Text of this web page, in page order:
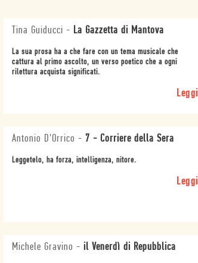
Tina Guiducci - La Gazzetta di Mantova
La sua prosa ha a che fare con un tema musicale che
cattura al primo ascolto, un verso poetico che a ogni
rilettura acquista significati.
Leggi
Antonio D'Orrico - 7 - Corriere della Sera
Leggetelo, ha forza, intelligenza, nitore.
Leggi
Michele Gravino - il Venerdì di Repubblica